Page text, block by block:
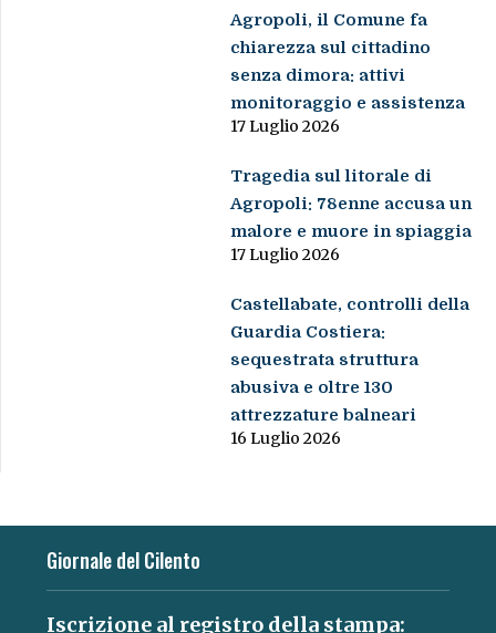
Agropoli, il Comune fa
chiarezza sul cittadino
senza dimora: attivi
monitoraggio e assistenza
17 Luglio 2026
Tragedia sul litorale di
Agropoli: 78enne accusa un
malore e muore in spiaggia
17 Luglio 2026
Castellabate, controlli della
Guardia Costiera:
sequestrata struttura
abusiva e oltre 130
attrezzature balneari
16 Luglio 2026
Giornale del Cilento
Iscrizione al registro della stampa: